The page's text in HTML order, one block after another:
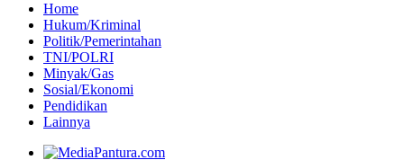
Home
Hukum/Kriminal
Politik/Pemerintahan
TNI/POLRI
Minyak/Gas
Sosial/Ekonomi
Pendidikan
Lainnya